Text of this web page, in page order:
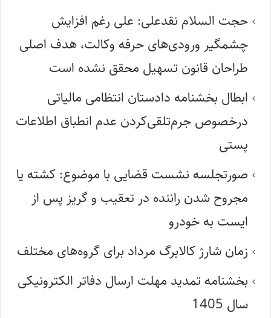
حجت السلام نقدعلی: علی رغم افزایش
چشمگیر ورودی‌های حرفه وکالت، هدف اصلی
طراحان قانون تسهیل محقق نشده است
ابطال بخشنامه دادستان انتظامی مالیاتی
درخصوص جرم‌تلقی‌کردن عدم انطباق اطلاعات
پستی
صورتجلسه نشست قضایی با موضوع: کشته یا
مجروح شدن راننده در تعقیب و گریز پس از
ایست به خودرو
زمان شارژ کالابرگ مرداد برای گروه‌های مختلف
بخشنامه تمدید مهلت ارسال دفاتر الکترونیکی
سال 1405